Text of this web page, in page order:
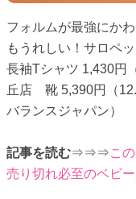
フォルムが最強にか
もうれしい！サロペ
長袖Tシャツ 1,430円
丘店 靴 5,390円（
バランスジャパン）
記事を読む⇒⇒⇒こ
売り切れ必至のベビ